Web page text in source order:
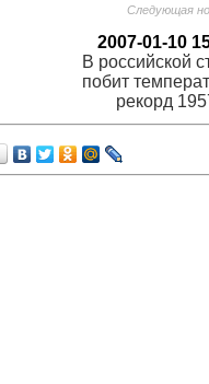
Следующая
2007-01-10
В российской
побит
рекорд